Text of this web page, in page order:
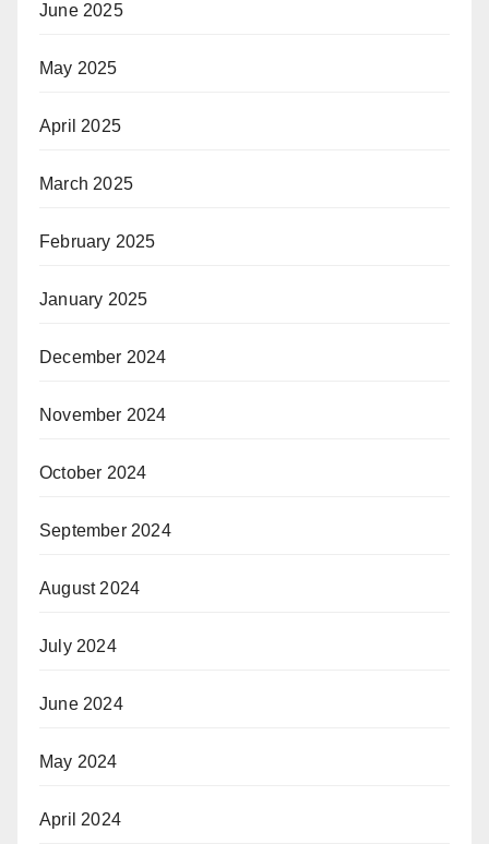
June 2025
May 2025
April 2025
March 2025
February 2025
January 2025
December 2024
November 2024
October 2024
September 2024
August 2024
July 2024
June 2024
May 2024
April 2024